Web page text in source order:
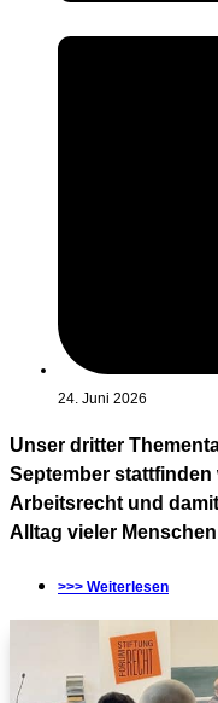
24. Juni 2026
Unser dritter
September
Arbeitsrecht und
Alltag vieler
>>> Weiterlesen